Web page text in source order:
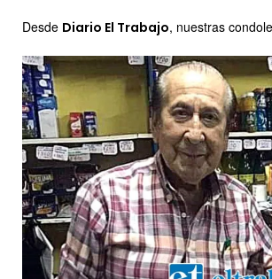
Desde Diario El Trabajo, nuestras